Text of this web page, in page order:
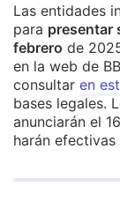
Las entidades
para presentar
febrero de
en la web de
consultar en
bases legales.
anunciarán el
harán